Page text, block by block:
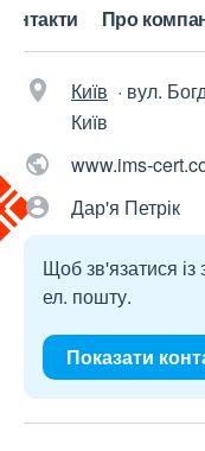
Про
Київ · вул.
Київ
www.ims-
Дар'я Петрік
Щоб зв'язатися із
ел. пошту.
Показати